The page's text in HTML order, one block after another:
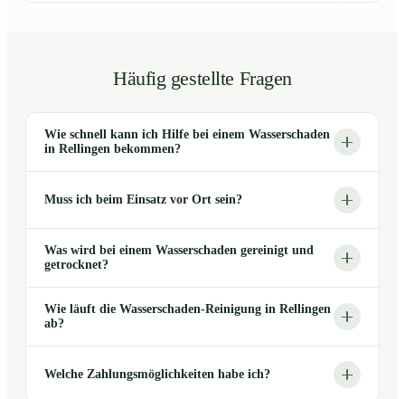
Häufig gestellte Fragen
Wie schnell kann ich Hilfe bei einem Wasserschaden
in Rellingen bekommen?
Muss ich beim Einsatz vor Ort sein?
Was wird bei einem Wasserschaden gereinigt und
getrocknet?
Wie läuft die Wasserschaden-Reinigung in Rellingen
ab?
Welche Zahlungsmöglichkeiten habe ich?